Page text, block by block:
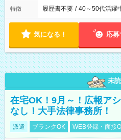
特徴 履歴書不要 / 40～50代活躍
気になる！ 応募
未読
在宅OK！9月～！広報ア
なし！大手法律事務所！
派遣 ブランクOK WEB登録・面接